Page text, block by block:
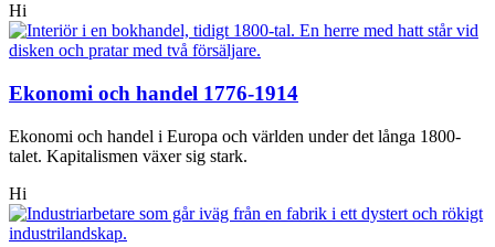
Hi
Ekonomi och handel 1776-1914
Ekonomi och handel i Europa och världen under det långa 1800-
talet. Kapitalismen växer sig stark.
Hi